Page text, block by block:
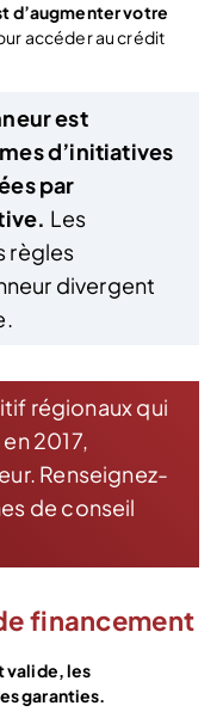
d’augmenter votre
accéder au crédit
est
d’initiatives
par
Les
règles
divergent
régionaux qui
2017,
Renseignez-
de conseil
financement
valide, les
garanties.